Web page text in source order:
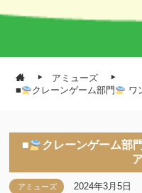
アミューズ
■
クレーンゲーム部門 ワ
■ クレーンゲーム部門
アミューズ 2024年3月5日